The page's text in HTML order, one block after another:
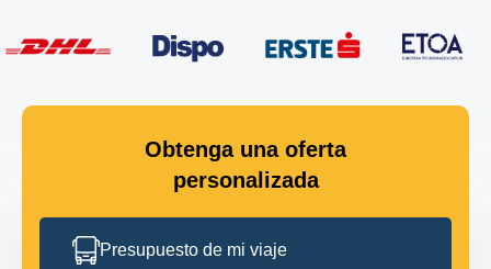
Obtenga una oferta
personalizada
Presupuesto de mi viaje